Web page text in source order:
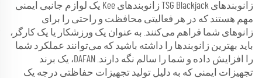
زانوبندهای TSG Blackjack زانوبندهای Kee یک لوازم جانبی ایمنی
مهم هستند که در هر فعالیتی محافظت و راحتی را برای
زانوهای شما فراهم می‌کنند. به عنوان یک ورزشکار یا یک کارگر،
باید بهترین زانوبندها را داشته باشید که می‌توانند عملکرد شما
را افزایش داده و شما را سالم نگه دارند. DAFAN، یک برند
تجهیزات ایمنی که به دلیل تولید تجهیزات حفاظتی درجه یک